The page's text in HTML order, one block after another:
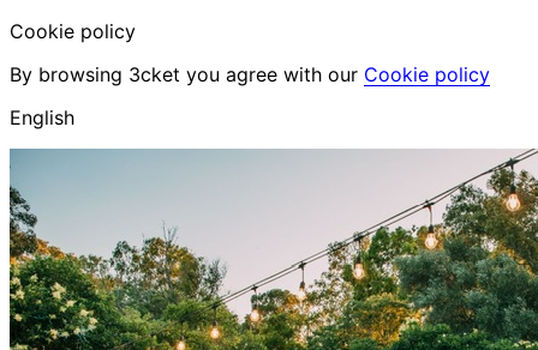
Cookie policy
By browsing 3cket you agree with our Cookie policy
English